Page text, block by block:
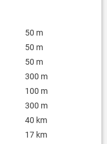
50 m
50 m
50 m
300 m
100 m
300 m
40 km
17 km